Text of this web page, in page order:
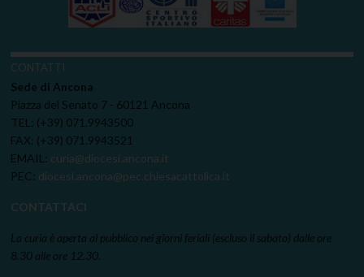
CONTATTI
Sede di Ancona
Piazza del Senato 7 - 60121 Ancona
TEL: (+39) 071.9943500
FAX: (+39) 071.9943521
EMAIL: curia@diocesi.ancona.it
PEC: diocesi.ancona@pec.chiesacattolica.it
CONTATTACI
La curia è aperta al pubblico nei giorni feriali (escluso il sabato) dalle ore
8.30 alle ore 12.30.